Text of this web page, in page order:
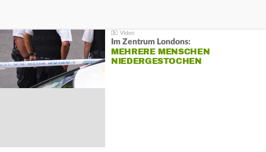
Im Zentrum Londons:
MEHRERE MENSCHEN
NIEDERGESTOCHEN